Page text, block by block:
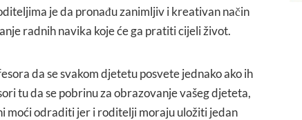
je da pronađu zanimljiv i kreativan način
radnih navika koje će ga pratiti cijeli život.
da se svakom djetetu posvete jednako ako ih
tu da se pobrinu za obrazovanje vašeg djeteta,
moći odraditi jer i roditelji moraju uložiti jedan